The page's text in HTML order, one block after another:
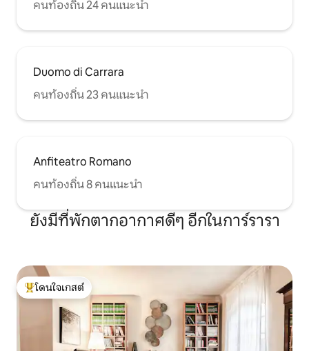
คนท้องถิ่น 24 คนแนะนำ
Duomo di Carrara
คนท้องถิ่น 23 คนแนะนำ
Anfiteatro Romano
คนท้องถิ่น 8 คนแนะนำ
ยังมีที่พักตากอากาศดีๆ อีกในการ์รารา
โดนใจเกสต์ที่สุด
โดนใจเกสต์